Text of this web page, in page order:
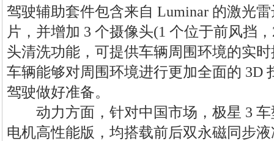
驾驶辅助套件包含来自 Luminar 的激光
片，并增加 3 个摄像头(1 个位于前风挡
头清洗功能，可提供车辆周围环境的实
车辆能够对周围环境进行更加全面的 3D
驾驶做好准备。
动力方面，针对中国市场，极星 3 车
电机高性能版，均搭载前后双永磁同步